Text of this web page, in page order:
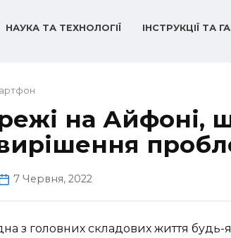
НАУКА ТА ТЕХНОЛОГІЇ ІНСТРУКЦІЇ ТА
на Айфоні,
7 Червня, 2022
з головних складових життя будь-